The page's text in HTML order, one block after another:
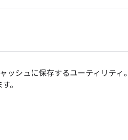
ッシュに保存するユーティリティ
。